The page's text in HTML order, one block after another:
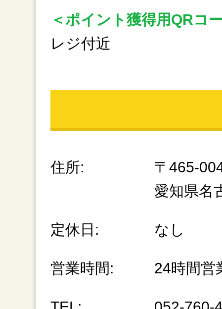
＜ポイント獲得用QRコ
レジ付近
住所:
〒465-
愛知県名
定休日: なし
営業時間: 24時間営